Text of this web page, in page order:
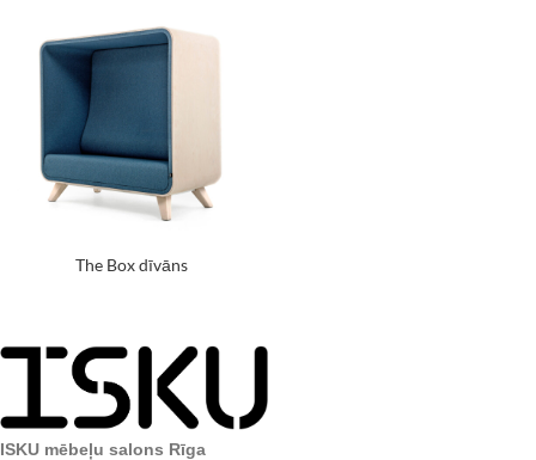
The Box dīvāns
ISKU mēbeļu salons Rīga